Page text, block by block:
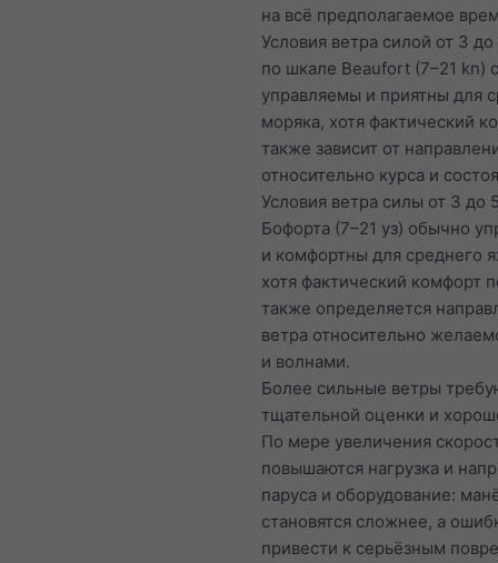
на всё предполагаемое
Условия ветра силой от 3
по шкале Beaufort (7–21 kn)
управляемы и приятны для
моряка, хотя фактический
также зависит от
относительно курса и
Условия ветра силы от 3 до
Бофорта (7–21 уз) обычно
и комфортны для среднего
хотя фактический комфорт
также определяется
ветра относительно
и волнами.
Более сильные ветры
тщательной оценки и
По мере увеличения
повышаются нагрузка и
паруса и оборудование:
становятся сложнее, а
привести к серьёзным